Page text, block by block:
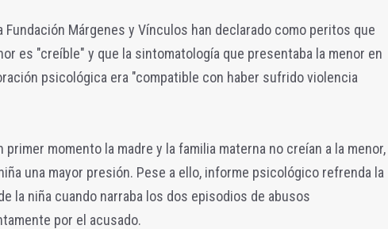
Fundación Márgenes y Vínculos han declarado como peritos que
es "creíble" y que la sintomatología que presentaba la menor en
psicológica era "compatible con haber sufrido violencia
momento la madre y la familia materna no creían a la menor,
una mayor presión. Pese a ello, informe psicológico refrenda la
la niña cuando narraba los dos episodios de abusos
por el acusado.